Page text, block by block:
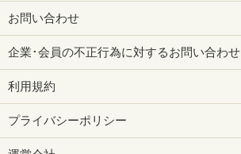
お問い合わせ
企業･会員の不正行為に対するお問い合わせ
利用規約
プライバシーポリシー